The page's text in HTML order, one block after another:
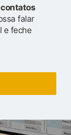
falar
e feche